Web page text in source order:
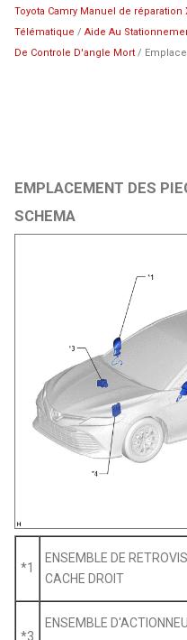
Toyota Camry Manuel de réparation
Télématique /Aide Au
De Controle D'angle Mort /
EMPLACEMENT DES
SCHEMA
*1
ENSEMBLE DE
CACHE DROIT
*3
ENSEMBLE